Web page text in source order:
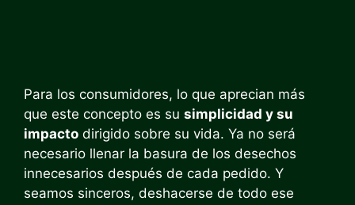
Para los consumidores, lo que aprecian más
que este concepto es su simplicidad y su
impacto dirigido sobre su vida. Ya no será
necesario llenar la basura de los desechos
innecesarios después de cada pedido. Y
seamos sinceros, deshacerse de todo ese